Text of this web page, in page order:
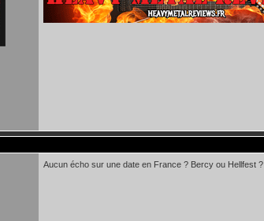
Aucun écho sur une date en France ? Bercy ou Hellfest ?